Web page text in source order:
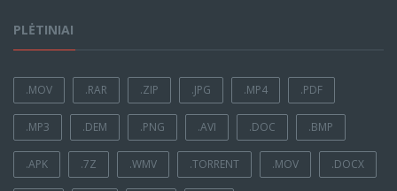
PLĖTINIAI
.MOV .RAR .ZIP .JPG .MP4 .PDF
.MP3 .DEM .PNG .AVI .DOC .BMP
.APK .7Z .WMV .TORRENT .MOV .DOCX